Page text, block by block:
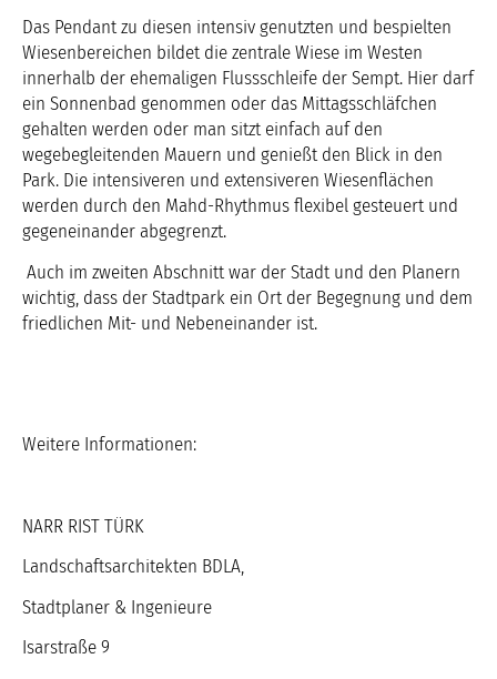
Das Pendant zu diesen intensiv genutzten und bespielten
Wiesenbereichen bildet die zentrale Wiese im Westen
innerhalb der ehemaligen Flussschleife der Sempt. Hier darf
ein Sonnenbad genommen oder das Mittagsschläfchen
gehalten werden oder man sitzt einfach auf den
wegebegleitenden Mauern und genießt den Blick in den
Park. Die intensiveren und extensiveren Wiesenflächen
werden durch den Mahd-Rhythmus flexibel gesteuert und
gegeneinander abgegrenzt.
Auch im zweiten Abschnitt war der Stadt und den Planern
wichtig, dass der Stadtpark ein Ort der Begegnung und dem
friedlichen Mit- und Nebeneinander ist.
Weitere Informationen:
NARR RIST TÜRK
Landschaftsarchitekten BDLA,
Stadtplaner & Ingenieure
Isarstraße 9